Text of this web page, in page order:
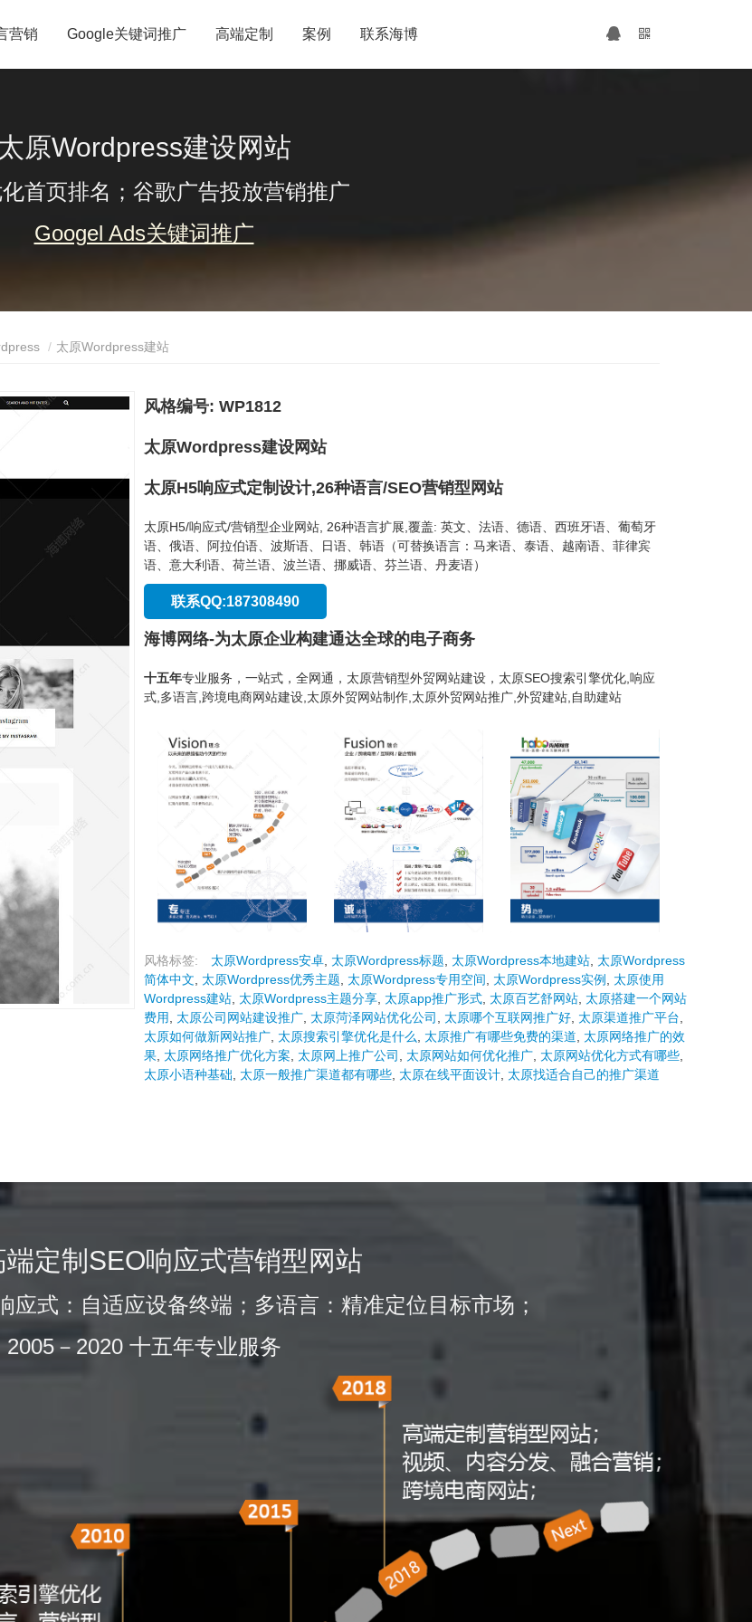
营销 Google关键词推广 高端定制 案例 联系海博
太原Wordpress建设网站
首页排名；谷歌广告投放营销推广
Googel Ads关键词推广
太原Wordpress建站
风格编号: WP1812
太原Wordpress建设网站
太原H5响应式定制设计,26种语言/SEO营销型网站
太原H5/响应式/营销型企业网站, 26种语言扩展,覆盖: 英文、法语、德语、西班牙语、葡萄牙
语、俄语、阿拉伯语、波斯语、日语、韩语（可替换语言：马来语、泰语、越南语、菲律宾
语、意大利语、荷兰语、波兰语、挪威语、芬兰语、丹麦语）
联系QQ:187308490
海博网络-为太原企业构建通达全球的电子商务
十五年专业服务，一站式，全网通，太原营销型外贸网站建设，太原SEO搜索引擎优化,响应
式,多语言,跨境电商网站建设,太原外贸网站制作,太原外贸网站推广,外贸建站,自助建站
风格标签: 太原Wordpress安卓 太原Wordpress标题 太原Wordpress本地建站 太原Wordpress
简体中文
太原Wordpress优秀主题 太原Wordpress专用空间 太原Wordpress实例
太原使用
Wordpress建站 太原Wordpress主题分享 太原app推广形式 太原百艺舒网站 太原搭建一个网站
费用
太原公司网站建设推广 太原菏泽网站优化公司 太原哪个互联网推广好 太原渠道推广平台
太原如何做新网站推广 太原搜索引擎优化是什么 太原推广有哪些免费的渠道
太原网络推广的效
果 太原网络推广优化方案 太原网上推广公司 太原网站如何优化推广 太原网站优化方式有哪些
太原小语种基础
太原一般推广渠道都有哪些 太原在线平面设计 太原找适合自己的推广渠道
端定制SEO响应式营销型网站
应式：自适应设备终端；多语言：精准定位目标市场；
2005－2020 十五年专业服务